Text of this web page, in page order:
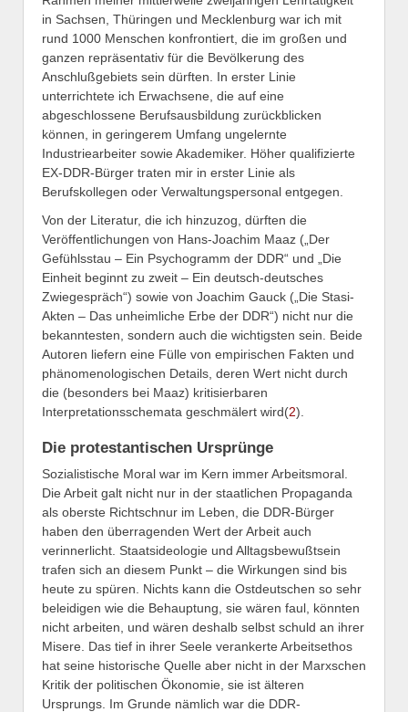
in Sachsen, Thüringen und Mecklenburg war ich mit
rund 1000 Menschen konfrontiert, die im großen und
ganzen repräsentativ für die Bevölkerung des
Anschlußgebiets sein dürften. In erster Linie
unterrichtete ich Erwachsene, die auf eine
abgeschlossene Berufsausbildung zurückblicken
können, in geringerem Umfang ungelernte
Industriearbeiter sowie Akademiker. Höher qualifizierte
EX-DDR-Bürger traten mir in erster Linie als
Berufskollegen oder Verwaltungspersonal entgegen.
Von der Literatur, die ich hinzuzog, dürften die
Veröffentlichungen von Hans-Joachim Maaz („Der
Gefühlsstau – Ein Psychogramm der DDR“ und „Die
Einheit beginnt zu zweit – Ein deutsch-deutsches
Zwiegespräch“) sowie von Joachim Gauck („Die Stasi-
Akten – Das unheimliche Erbe der DDR“) nicht nur die
bekanntesten, sondern auch die wichtigsten sein. Beide
Autoren liefern eine Fülle von empirischen Fakten und
phänomenologischen Details, deren Wert nicht durch
die (besonders bei Maaz) kritisierbaren
Interpretationsschemata geschmälert wird(2).
Die protestantischen Ursprünge
Sozialistische Moral war im Kern immer Arbeitsmoral.
Die Arbeit galt nicht nur in der staatlichen Propaganda
als oberste Richtschnur im Leben, die DDR-Bürger
haben den überragenden Wert der Arbeit auch
verinnerlicht. Staatsideologie und Alltagsbewußtsein
trafen sich an diesem Punkt – die Wirkungen sind bis
heute zu spüren. Nichts kann die Ostdeutschen so sehr
beleidigen wie die Behauptung, sie wären faul, könnten
nicht arbeiten, und wären deshalb selbst schuld an ihrer
Misere. Das tief in ihrer Seele verankerte Arbeitsethos
hat seine historische Quelle aber nicht in der Marxschen
Kritik der politischen Ökonomie, sie ist älteren
Ursprungs. Im Grunde nämlich war die DDR-